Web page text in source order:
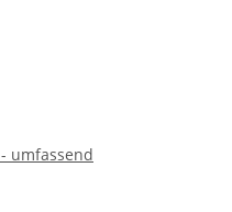
umfassend